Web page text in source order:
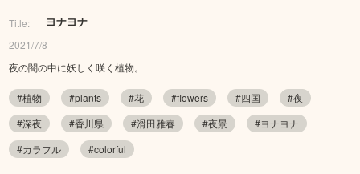
Title: ヨナヨナ
2021/7/8
夜の闇の中に妖しく咲く植物。
#植物 #plants #花 #flowers #四国
#夜
#深夜
#香川県 #滑田雅春 #夜景
#ヨナヨナ
#カラフル
#colorful